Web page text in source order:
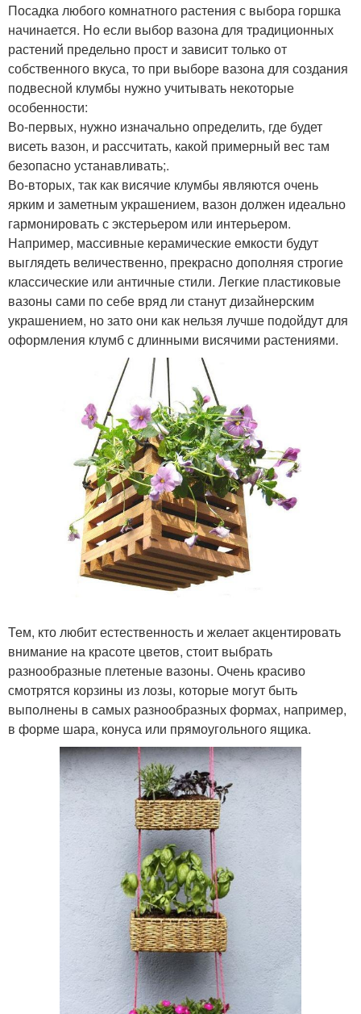
Посадка любого комнатного растения с выбора горшка
начинается. Но если выбор вазона для традиционных
растений предельно прост и зависит только от
собственного вкуса, то при выборе вазона для создания
подвесной клумбы нужно учитывать некоторые
особенности:
Во-первых, нужно изначально определить, где будет
висеть вазон, и рассчитать, какой примерный вес там
безопасно устанавливать;.
Во-вторых, так как висячие клумбы являются очень
ярким и заметным украшением, вазон должен идеально
гармонировать с экстерьером или интерьером.
Например, массивные керамические емкости будут
выглядеть величественно, прекрасно дополняя строгие
классические или античные стили. Легкие пластиковые
вазоны сами по себе вряд ли станут дизайнерским
украшением, но зато они как нельзя лучше подойдут для
оформления клумб с длинными висячими растениями.
Тем, кто любит естественность и желает акцентировать
внимание на красоте цветов, стоит выбрать
разнообразные плетеные вазоны. Очень красиво
смотрятся корзины из лозы, которые могут быть
выполнены в самых разнообразных формах, например,
в форме шара, конуса или прямоугольного ящика.